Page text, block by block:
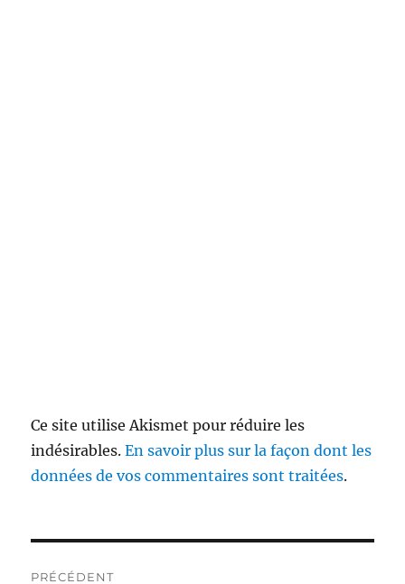
Ce site utilise Akismet pour réduire les
indésirables.En savoir plus sur la façon dont les
données de vos commentaires sont traitées.
PRÉCÉDENT